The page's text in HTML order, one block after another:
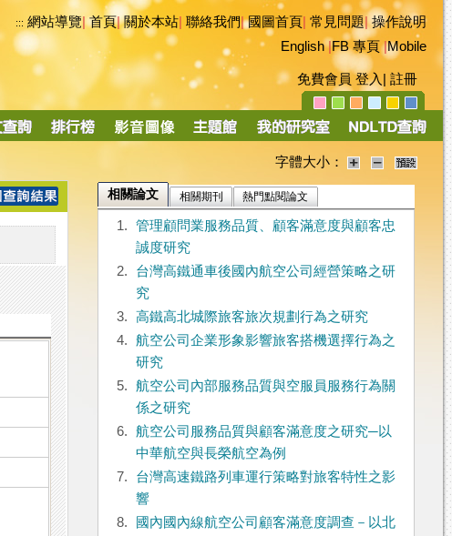
::: 網站導覽|首頁|關於本站 聯絡我們|國圖首頁 常見問題|操作說明
English|FB 專頁|Mobile
免費會員 登入 註冊
字體大小：
相關論文 相關期刊 熱門點閱論文
1.
管理顧問業服務品質、顧客滿意度與顧客忠
誠度研究
2.
台灣高鐵通車後國內航空公司經營策略之研
究
3.
高鐵高北城際旅客旅次規劃行為之研究
4.
航空公司企業形象影響旅客搭機選擇行為之
研究
5.
航空公司內部服務品質與空服員服務行為關
係之研究
6.
航空公司服務品質與顧客滿意度之研究─以
中華航空與長榮航空為例
7.
台灣高速鐵路列車運行策略對旅客特性之影
響
8.
國內國內線航空公司顧客滿意度調查－以北